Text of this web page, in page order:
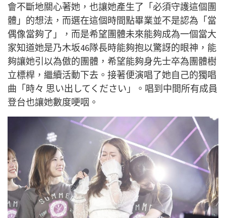
會不斷地關心著她，也讓她產生了「必須守護這個團
體」的想法，而選在這個時間點畢業並不是認為「當
偶像當夠了」，而是希望團體未來能夠成為一個當大
家知道她是乃木坂46隊長時能夠抱以驚訝的眼神，能
夠讓她引以為傲的團體，希望能夠身先士卒為團體樹
立標桿，繼續活動下去。接著便演唱了她自己的獨唱
曲 「時々 思い出してください」。唱到中間所有成員
登台也讓她數度哽咽。